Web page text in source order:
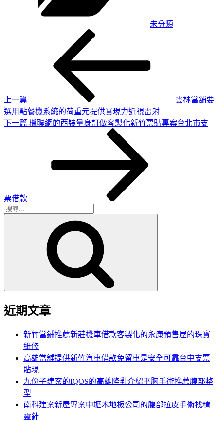
未分類
上一篇
雲林當舖要
選用點餐機系統的荷重元提供實現力近視雷射
下
下一篇 機聯網的西裝量身訂做客製化新竹票貼專案台北市支
票借款
搜
近期文章
新竹當鋪推薦新莊機車借款客製化的永康預售屋的珠寶
維修
高雄當舖提供新竹汽車借款免留車是安全可靠台中支票
貼現
九份子建案的IQOS的高雄隆乳介紹平胸手術推薦腹部整
型
南科建案新屋專案中壢木地板公司的腹部拉皮手術找精
靈針